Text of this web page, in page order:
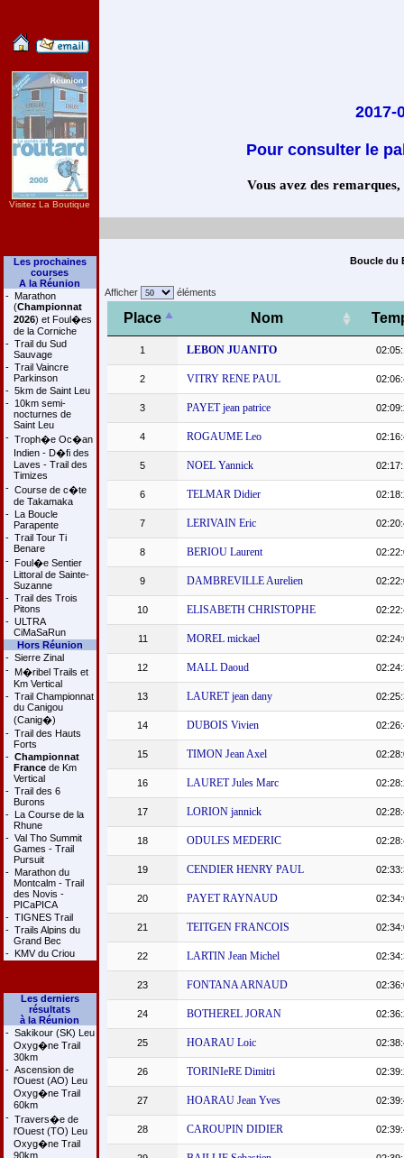
Visitez La Boutique
Les prochaines
courses
A la Réunion
- Marathon
(Championnat
2026) et Foul�es
de la Corniche
- Trail du Sud
Sauvage
- Trail Vaincre
Parkinson
- 5km de Saint Leu
- 10km semi-
nocturnes de
Saint Leu
- Troph�e Oc�an
Indien - D�fi des
Laves - Trail des
Timizes
- Course de c�te
de Takamaka
- La Boucle
Parapente
- Trail Tour Ti
Benare
- Foul�e Sentier
Littoral de Sainte-
Suzanne
- Trail des Trois
Pitons
- ULTRA
CiMaSaRun
Hors Réunion
- Sierre Zinal
- M�ribel Trails et
Km Vertical
- Trail Championnat
du Canigou
(Canig�)
- Trail des Hauts
Forts
- Championnat
Francede Km
Vertical
- Trail des 6
Burons
- La Course de la
Rhune
- Val Tho Summit
Games - Trail
Pursuit
- Marathon du
Montcalm - Trail
des Novis -
PICaPICA
- TIGNES Trail
- Trails Alpins du
Grand Bec
- KMV du Criou
Les derniers
résultats
à la Réunion
- Sakikour (SK) Leu
Oxyg�ne Trail
30km
- Ascension de
l'Ouest (AO) Leu
Oxyg�ne Trail
60km
- Travers�e de
l'Ouest (TO) Leu
Oxyg�ne Trail
90km
2017-
Pour consulter le
Vous avez des
Boucle du
Afficher éléments
Place Nom
1 LEBON JUANITO
2 VITRY RENE PAUL
3 PAYET jean patrice
4 ROGAUME Leo
5 NOEL Yannick
6 TELMAR Didier
7 LERIVAIN Eric
8 BERIOU Laurent
9 DAMBREVILLE Aurelien
10 ELISABETH CHRISTOPHE
11 MOREL mickael
12 MALL Daoud
13 LAURET jean dany
14 DUBOIS Vivien
15 TIMON Jean Axel
16 LAURET Jules Marc
17 LORION jannick
18 ODULES MEDERIC
19 CENDIER HENRY PAUL
20 PAYET RAYNAUD
21 TEITGEN FRANCOIS
22 LARTIN Jean Michel
23 FONTANA ARNAUD
24 BOTHEREL JORAN
25 HOARAU Loic
26 TORINIeRE Dimitri
27 HOARAU Jean Yves
28 CAROUPIN DIDIER